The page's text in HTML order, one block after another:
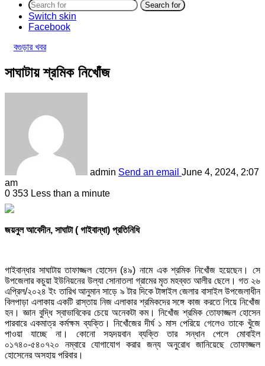
Search for
Switch skin
Facebook
বগুড়ার খবর
সাঘাটায় শ্রমিক নিখোঁজ
admin Send an email June 4, 2024, 2:07
am
0 353 Less than a minute
জয়নুল আবেদীন, সাঘাটা ( গাইবান্ধা) প্রতিনিধি
গাইবান্ধার সাঘাটায় তাফাজ্জল হোসেন (৪৯) নামে এক শ্রমিক নিখোঁজ হয়েছেন। সে
উপজেলার কচুয়া ইউনিয়নের উল্যা সোনাতলা গ্রামের মৃত মহব্বত আলীর ছেলে। গত ২৬
এপ্রিল/২০২৪ ইং তারিখ আনুমান সাড়ে ৯ টার দিকে টাঙ্গাইল জেলার বাসাইল উপজেলাধীন
বিলপাড়া এলাকায় একটি রাস্তায় নিজ এলাকার শ্রমিকদের সঙ্গে কাজ করতে গিয়ে নিখোঁজ
হন। জ্ঞান বুদ্ধি স্বাভাবিকের চেয়ে অনেকটা কম। নিখোঁজ শ্রমিক তোফাজ্জল হোসেন
পারবারে একমাত্র কর্মক্ষম ব্যক্তি। নিখোঁজের দীর্ঘ ১ মাস পেরিয়ে গেলেও তাকে খুঁজে
পাওয়া যাচ্ছে না। কোনো সহৃদয়বান ব্যক্তি তার সন্ধান পেলে মোবাইল
০১৭৪০-৫৪০৭২০ নম্বারে যোগাযোগ করার জন্য অনুরোধ জানিয়েছে তোফাজ্জল
হোসেনের অসহায় পরিবার।